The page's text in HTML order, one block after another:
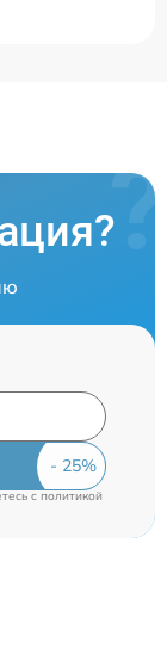
c политикой